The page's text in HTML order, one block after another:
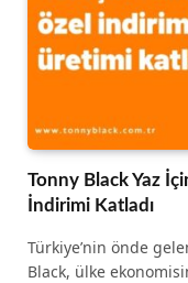
Tonny Black Yaz
İndirimi Katladı
Türkiye’nin önde
Black, ülke